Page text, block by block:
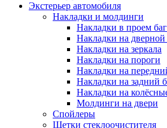
Экстерьер автомобиля
Накладки и молдинги
Накладки в проем
Накладки на
Накладки на зеркала
Накладки на пороги
Накладки на
Накладки на задний
Накладки на
Молдинги на двери
Спойлеры
Щетки стеклоочистителя